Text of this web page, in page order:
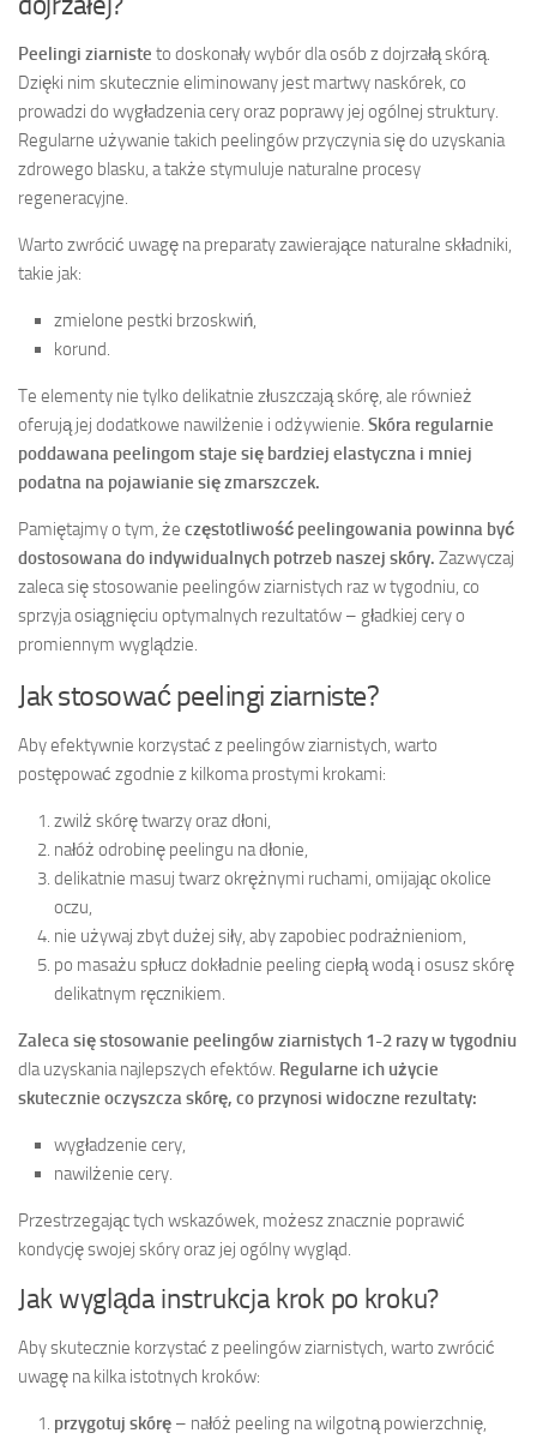
Peelingi ziarniste to doskonały wybór dla osób z dojrzałą skórą.
Dzięki nim skutecznie eliminowany jest martwy naskórek, co
prowadzi do wygładzenia cery oraz poprawy jej ogólnej struktury.
Regularne używanie takich peelingów przyczynia się do uzyskania
zdrowego blasku, a także stymuluje naturalne procesy
regeneracyjne.
Warto zwrócić uwagę na preparaty zawierające naturalne składniki,
takie jak:
zmielone pestki brzoskwiń,
korund.
Te elementy nie tylko delikatnie złuszczają skórę, ale również
oferują jej dodatkowe nawilżenie i odżywienie. Skóra regularnie
poddawana peelingom staje się bardziej elastyczna i mniej
podatna na pojawianie się zmarszczek.
Pamiętajmy o tym, że częstotliwość peelingowania powinna być
dostosowana do indywidualnych potrzeb naszej skóry. Zazwyczaj
zaleca się stosowanie peelingów ziarnistych raz w tygodniu, co
sprzyja osiągnięciu optymalnych rezultatów – gładkiej cery o
promiennym wyglądzie.
Jak stosować peelingi ziarniste?
Aby efektywnie korzystać z peelingów ziarnistych, warto
postępować zgodnie z kilkoma prostymi krokami:
zwilż skórę twarzy oraz dłoni,
nałóż odrobinę peelingu na dłonie,
delikatnie masuj twarz okrężnymi ruchami, omijając okolice
oczu,
nie używaj zbyt dużej siły, aby zapobiec podrażnieniom,
po masażu spłucz dokładnie peeling ciepłą wodą i osusz skórę
delikatnym ręcznikiem.
Zaleca się stosowanie peelingów ziarnistych 1-2 razy w tygodniu
dla uzyskania najlepszych efektów. Regularne ich użycie
skutecznie oczyszcza skórę, co przynosi widoczne rezultaty:
wygładzenie cery,
nawilżenie cery.
Przestrzegając tych wskazówek, możesz znacznie poprawić
kondycję swojej skóry oraz jej ogólny wygląd.
Jak wygląda instrukcja krok po kroku?
Aby skutecznie korzystać z peelingów ziarnistych, warto zwrócić
uwagę na kilka istotnych kroków:
przygotuj skórę – nałóż peeling na wilgotną powierzchnię,